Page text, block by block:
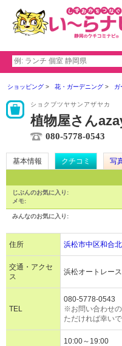
ショッピング 花・ガーデニング ガ
ショクブツヤサンアザヤカ
植物屋さん
080-5778-0543
基本情報 クチコミ
写
じぶんのお気に入り:
メモ:
みんなのお気に入り:
住所 浜松市中区和合
交通・アクセ
ス
浜松オートレー
TEL
080-5778-0543
※お問い合わせ
ただければ幸いで
10:00～19:00